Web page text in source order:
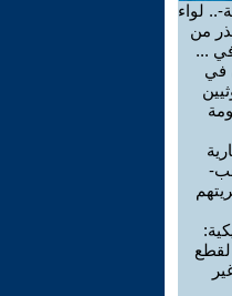
.. لواء
من
...
في